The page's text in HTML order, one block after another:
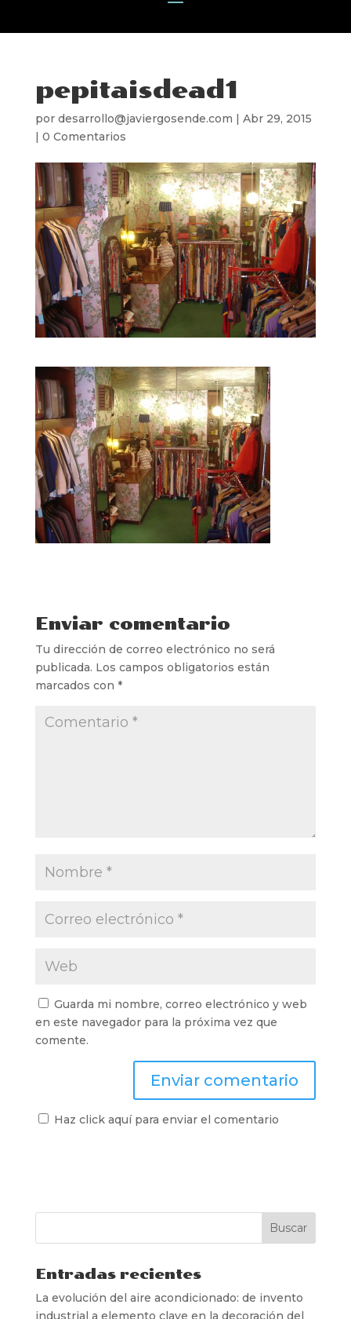
pepitaisdead1
por desarrollo@javiergosende.com | Abr 29, 2015
| 0 Comentarios
Enviar comentario
Tu dirección de correo electrónico no será
publicada. Los campos obligatorios están
marcados con *
Guarda mi nombre, correo electrónico y web
en este navegador para la próxima vez que
comente.
Haz click aquí para enviar el comentario
Entradas recientes
La evolución del aire acondicionado: de invento